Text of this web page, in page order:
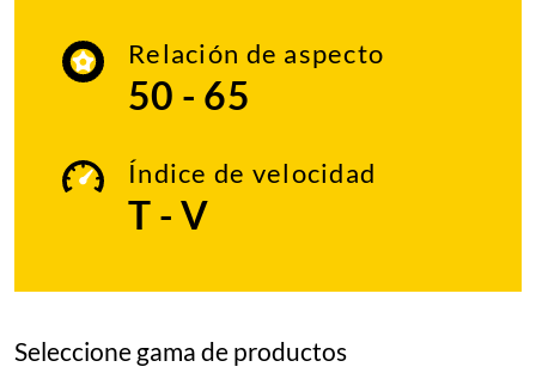
Relación de aspecto
50 - 65
Índice de velocidad
T - V
Seleccione gama de productos